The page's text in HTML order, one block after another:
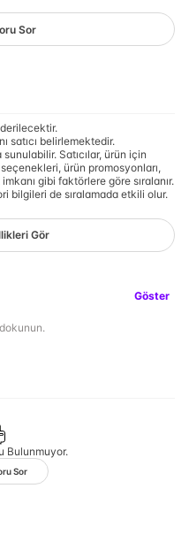
Sor
satıcı belirlemektedir.
sunulabilir. Satıcılar, ürün için
ürün promosyonları,
gibi faktörlere göre sıralanır.
bilgileri de sıralamada etkili olur.
Gör
Göster
Bulunmuyor.
Sor